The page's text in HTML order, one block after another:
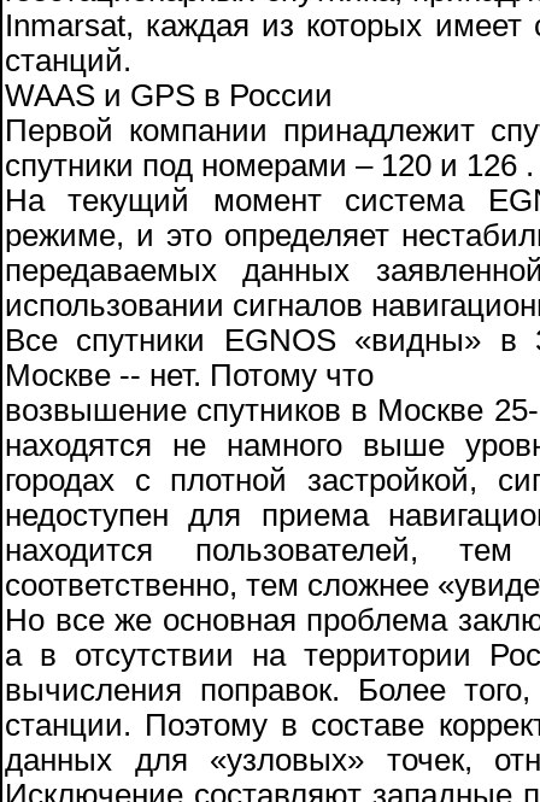
Inmarsat, каждая из которых
станций.
WAAS и GPS в России
Первой компании принадлежит
спутники под номерами – 120 и 126 .
На текущий момент система
режиме, и это определяет
передаваемых данных
использовании сигналов
Все спутники EGNOS «видны»
Москве -- нет. Потому что
возвышение спутников в Москве
находятся не намного выше
городах с плотной застройкой,
недоступен для приема
находится пользователей,
соответственно, тем сложнее
Но все же основная проблема
а в отсутствии на территории
вычисления поправок. Более
станции. Поэтому в составе
данных для «узловых» точек,
Исключение составляют западные